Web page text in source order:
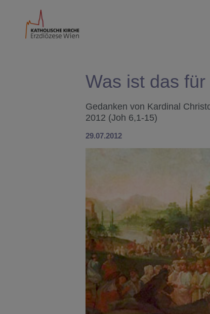
Was ist das
Gedanken von Kardinal
2012 (Joh 6,1-15)
29.07.2012